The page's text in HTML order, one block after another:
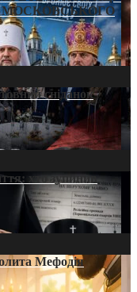
МОСКОВСЬКОГО
сніданок
хто зупинив
Мефодія